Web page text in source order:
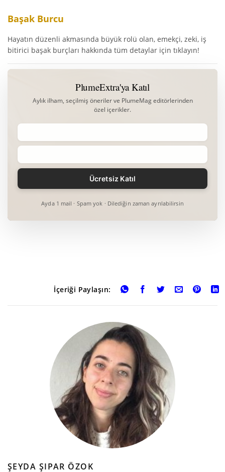
Başak Burcu
Hayatın düzenli akmasında büyük rolü olan, emekçi, zeki, iş
bitirici başak burçları hakkında tüm detaylar için tıklayın!
PlumeExtra'ya Katıl
Aylık ilham, seçilmiş öneriler ve PlumeMag editörlerinden
özel içerikler.
Ayda 1 mail · Spam yok · Dilediğin zaman ayrılabilirsin
İçeriği Paylaşın:
ŞEYDA ŞIPAR ÖZOK